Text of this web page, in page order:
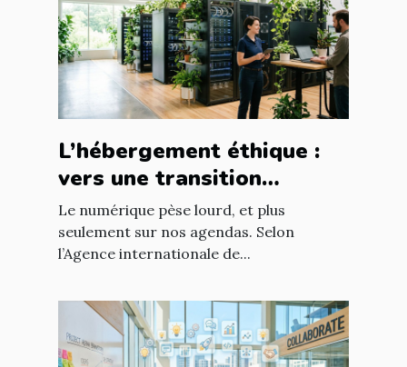
L’hébergement éthique :
vers une transition
digitale responsable
Le numérique pèse lourd, et plus
seulement sur nos agendas. Selon
l’Agence internationale de...